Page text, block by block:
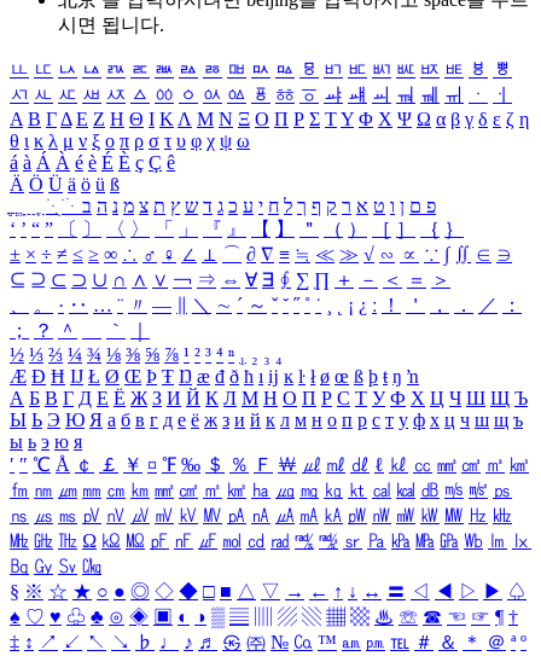
시면 됩니다.
ㅥ ㅦ ㅧ ㅨ ㅩ ㅪ ㅫ ㅬ ㅭ ㅮ ㅯ ㅰ ㅱ ㅲ ㅳ ㅴ ㅵ ㅶ ㅷ ㅸ
ㅹ
ㅺ ㅻ ㅼ ㅽ ㅾ ㅿ ㆀ ㆁ ㆂ ㆃ ㆄ ㆅ ㆆ ㆇ ㆈ ㆉ ㆊ ㆋ ㆌ ㆍ
ㆎ
Α Β ΓΔ Ε Ζ Η Θ Ι ΚΛ Μ Ν Ξ Ο Π Ρ Σ ΤΥ Φ Χ Ψ Ω α β γ δ ε ζ η
θ ι κ λ μ ν ξ ο π ρ σ τ υ φ χ ψ ω
á à Á À é è É È ç Ç ê
Ä Ö Ü ä ö ü ß
ִֶֹ ֻּ ׁׂ פ ם ן ו ט א ר ק ף ך ל ח י ע כ ג ד ש ץ ת צ מ נ ה ב
‘ ’ “ ” 〔 〕 〈 〉 「 」 『 』 【 】 ＂ （ ） ［ ］ ｛ ｝
± × ÷ ≠ ≤ ≥ ∞ ∴ ♂ ♀ ∠ ⊥ ⌒ ∂ ∇ ≡ ≒ ≪ ≫ √ ∽ ∝ ∵ ∫ ∬ ∈ ∋
⊆ ⊇ ⊂ ⊃ ∪ ∩ ∧ ∨ ￢ ⇒ ⇔ ∀ ∃ ∮ ∑ ∏ ＋ － ＜ ＝
＞
、
。 · ‥ … ¨ 〃 ― ＼ ∼ ´ ～ ˇ ˘ ˝ ˚ ˙ ¸ ¡ ¿ ː ！ ＇ ， ． ／
：
；
？ ＾ ｀
½ ⅓ ⅔ ¼ ¾ ⅛ ⅜ ⅝ ⅞ ¹ ² ³ ⁴ ⁿ ₁ ₂ ₃ ₄
Æ Ð Ħ Ĳ Ł Ø Œ Þ Ŧ Ŋ æ đ ð ħ ı ĳ ĸ ŀ ł ø œ ß þ ŧ ŋ ŉ
А Б В Г Д Е Ё Ж З И Й К Л М Н О П Р С Т У Ф Х Ц Ч Ш Щ Ъ
Ы Ь Э Ю Я а б в г д е ё ж з и й к л м н о п р с т у ф х ц ч ш щ ъ
ы ь э ю я
′ ″ ℃ Å ￠ ￡ ￥ ¤ ℉ ‰ ＄ ％ Ｆ ￦ ㎕ ㎖ ㎗ ℓ ㎘ ㏄ ㎣ ㎤ ㎥ ㎦
㎙ ㎚ ㎛ ㎜ ㎝ ㎞ ㎟ ㎠ ㎡ ㎢ ㏊ ㎍ ㎎ ㎏ ㏏ ㎈ ㎉ ㏈ ㎧ ㎨ ㎰
㎱ ㎲ ㎳ ㎴ ㎵ ㎶ ㎷ ㎸ ㎹ ㎀ ㎁ ㎂ ㎃ ㎄ ㎺ ㎻ ㎽ ㎾ ㎿ ㎐ ㎑
㎒ ㎓ ㎔ Ω ㏀ ㏁ ㎊ ㎋ ㎌ ㏖ ㏅ ㎭ ㎮ ㎯ ㏛ ㎩ ㎪ ㎫ ㎬ ㏝ ㏐
㏓
㏃ ㏉ ㏜ ㏆
§ ※ ☆ ★ ○ ● ◎ ◇ ◆ □ ■ △ ▽ → ← ↑ ↓ ↔ 〓 ◁ ◀ ▷ ▶ ♤
♠ ♡ ♥ ♧ ♣ ⊙ ◈ ▣ ◐ ◑ ▒ ▤ ▨ ▧ ▦ ▩ ♨ ☏ ☎ ☜ ☞ ¶ †
‡ ↕ ↗ ↙ ↖ ↘ ♭ ♩ ♪ ♬ ㉿ ㈜ № ㏇ ™ ㏂ ㏘ ℡ ＃ ＆ ＊ ＠ ª º